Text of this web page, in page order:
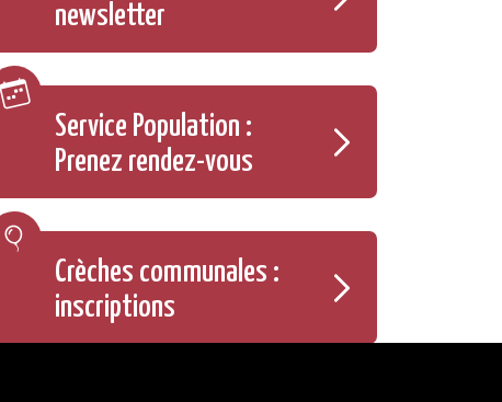
newsletter
Service Population :
Prenez rendez-vous
Crèches communales :
inscriptions